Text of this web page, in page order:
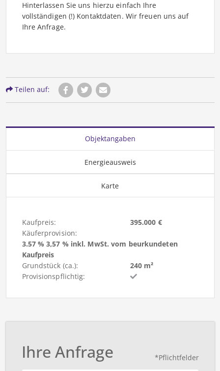
Hinterlassen Sie uns hierzu einfach Ihre
vollständigen (!) Kontaktdaten. Wir freuen uns auf
Ihre Anfrage.
Teilen auf:
Objektangaben
Energieausweis
Karte
Kaufpreis:
395.000 €
Käuferprovision:
3.57 % 3,57 % inkl. MwSt. vom beurkundeten
Kaufpreis
Grundstück (ca.):
240 m²
Provisionspflichtig:
*Pflichtfelder
Ihre Anfrage